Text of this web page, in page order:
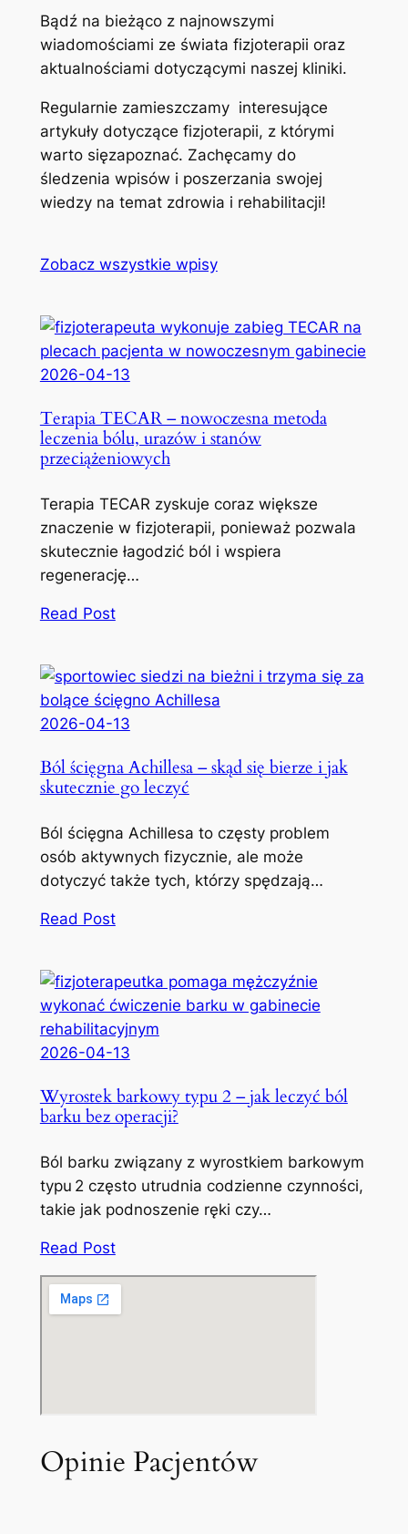
Bądź na bieżąco z najnowszymi
wiadomościami ze świata fizjoterapii oraz
aktualnościami dotyczącymi naszej kliniki.
Regularnie zamieszczamy interesujące
artykuły dotyczące fizjoterapii, z którymi
warto sięzapoznać. Zachęcamy do
śledzenia wpisów i poszerzania swojej
wiedzy na temat zdrowia i rehabilitacji!
Zobacz wszystkie wpisy
2026-04-13
Terapia TECAR – nowoczesna metoda
leczenia bólu, urazów i stanów
przeciążeniowych
Terapia TECAR zyskuje coraz większe
znaczenie w fizjoterapii, ponieważ pozwala
skutecznie łagodzić ból i wspiera
regenerację…
Read Post
2026-04-13
Ból ścięgna Achillesa – skąd się bierze i jak
skutecznie go leczyć
Ból ścięgna Achillesa to częsty problem
osób aktywnych fizycznie, ale może
dotyczyć także tych, którzy spędzają…
Read Post
2026-04-13
Wyrostek barkowy typu 2 – jak leczyć ból
barku bez operacji?
Ból barku związany z wyrostkiem barkowym
typu 2 często utrudnia codzienne czynności,
takie jak podnoszenie ręki czy…
Read Post
Opinie Pacjentów